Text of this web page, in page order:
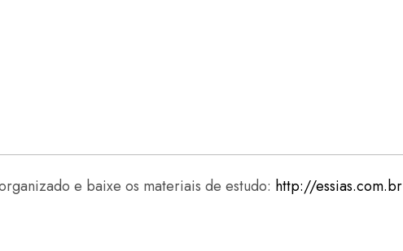
e baixe os materiais de estudo: http://essias.com.br